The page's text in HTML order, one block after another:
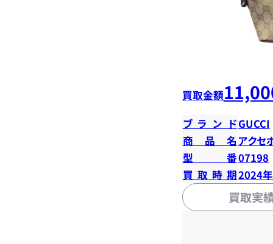
買取金額
ブランドGUCCI
商品名アクセ
型番07198
買取時期2024
買取実